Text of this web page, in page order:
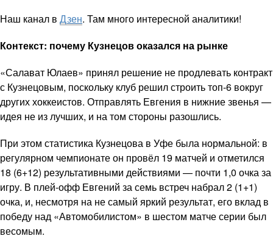
Наш канал в Дзен. Там много интересной аналитики!
Контекст: почему Кузнецов оказался на рынке
«Салават Юлаев» принял решение не продлевать контракт
с Кузнецовым, поскольку клуб решил строить топ-6 вокруг
других хоккеистов. Отправлять Евгения в нижние звенья —
идея не из лучших, и на том стороны разошлись.
При этом статистика Кузнецова в Уфе была нормальной: в
регулярном чемпионате он провёл 19 матчей и отметился
18 (6+12) результативными действиями — почти 1,0 очка за
игру. В плей-офф Евгений за семь встреч набрал 2 (1+1)
очка, и, несмотря на не самый яркий результат, его вклад в
победу над «Автомобилистом» в шестом матче серии был
весомым.